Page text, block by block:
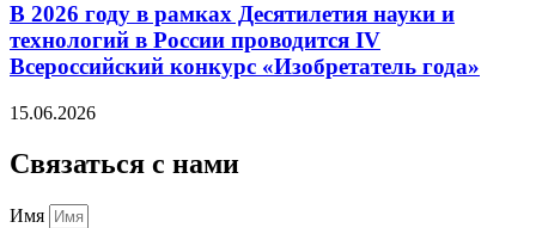
В 2026 году в рамках Десятилетия науки и
технологий в России проводится IV
Всероссийский конкурс «Изобретатель года»
15.06.2026
Связаться с нами
Имя